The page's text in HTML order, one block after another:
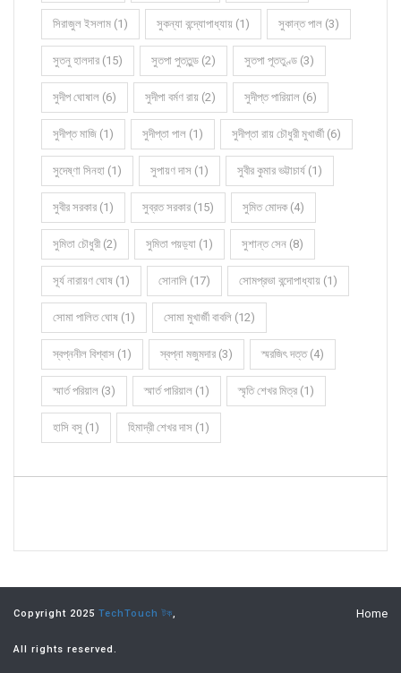
সিরাজুল ইসলাম (1) সুকন্যা বন্দ্যোপাধ্যায় (1) সুকান্ত পাল (3)
সুতনু হালদার (15) সুতপা পুততুন্ড (2) সুতপা পূততুণ্ড (3)
সুদীপ ঘোষাল (6) সুদীপা বর্মণ রায় (2) সুদীপ্ত পারিয়াল (6)
সুদীপ্ত মাজি (1) সুদীপ্তা পাল (1) সুদীপ্তা রায় চৌধুরী মুখার্জী (6)
সুদেষ্ণা সিনহা (1) সুপায়ণ দাস (1) সুবীর কুমার ভট্টাচার্য (1)
সুবীর সরকার (1) সুব্রত সরকার (15) সুমিত মোদক (4)
সুমিতা চৌধুরী (2) সুমিতা পয়ড়্যা (1) সুশান্ত সেন (8)
সূর্য নারায়ণ ঘোষ (1) সোনালি (17) সোমপ্রভা বন্দোপাধ্যায় (1)
সোমা পালিত ঘোষ (1) সোমা মুখার্জী বাবলি (12)
স্বপ্ননীল বিশ্বাস (1) স্বপ্না মজুমদার (3) স্মরজিৎ দত্ত (4)
স্মার্ত পরিয়াল (3) স্মার্ত পারিয়াল (1) স্মৃতি শেখর মিত্র (1)
হাসি বসু (1) হিমাদ্রী শেখর দাস (1)
Copyright 2025 TechTouch টক,
All rights reserved.
Home